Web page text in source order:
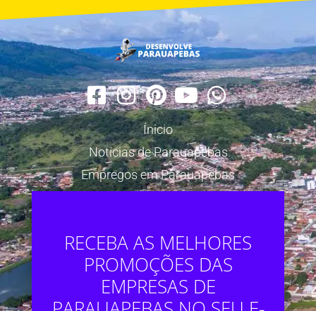
Ínicio
Notícias de Parauapebas
Empregos em Parauapebas
RECEBA AS MELHORES
PROMOÇÕES DAS
EMPRESAS DE